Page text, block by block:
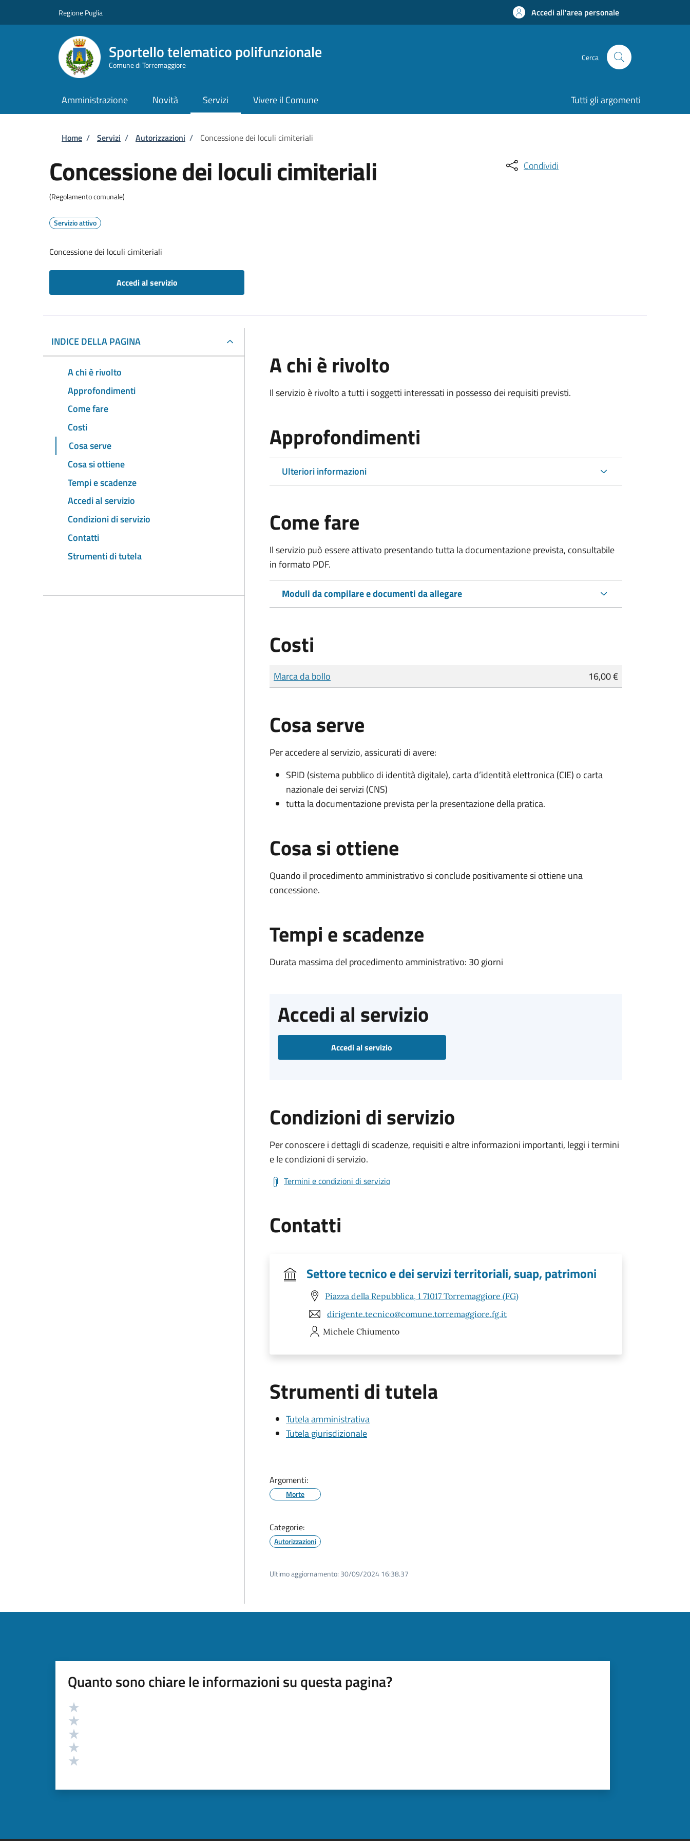
Regione Puglia Accedi all'area personale
Sportello telematico polifunzionale
Comune di Torremaggiore
Cerca
Amministrazione Novità Servizi Vivere il Comune Tutti gli argomenti
Briciole di pane
Home / Servizi / Autorizzazioni / Concessione dei loculi cimiteriali
Concessione dei loculi cimiteriali
(Regolamento comunale)
Servizio attivo
Concessione dei loculi cimiteriali
Accedi al servizio
Condividi
INDICE DELLA PAGINA
A chi è rivolto
Approfondimenti
Come fare
Costi
Cosa serve
Cosa si ottiene
Tempi e scadenze
Accedi al servizio
Condizioni di servizio
Contatti
Strumenti di tutela
A chi è rivolto
Il servizio è rivolto a tutti i soggetti interessati in possesso dei requisiti previsti.
Approfondimenti
Ulteriori informazioni
Come fare
Il servizio può essere attivato presentando tutta la documentazione prevista, consultabile
in formato PDF.
Moduli da compilare e documenti da allegare
Costi
Tipo di pagamento
Importo
Marca da bollo 16,00 €
Cosa serve
Per accedere al servizio, assicurati di avere:
SPID (sistema pubblico di identità digitale), carta d’identità elettronica (CIE) o carta
nazionale dei servizi (CNS)
tutta la documentazione prevista per la presentazione della pratica.
Cosa si ottiene
Quando il procedimento amministrativo si conclude positivamente si ottiene una
concessione.
Tempi e scadenze
Durata massima del procedimento amministrativo: 30 giorni
Accedi al servizio
Accedi al servizio
Condizioni di servizio
Per conoscere i dettagli di scadenze, requisiti e altre informazioni importanti, leggi i termini
e le condizioni di servizio.
Termini e condizioni di servizio
Contatti
Settore tecnico e dei servizi territoriali, suap, patrimoni
Piazza della Repubblica, 1 71017 Torremaggiore (FG)
dirigente.tecnico@comune.torremaggiore.fg.it
Michele Chiumento
Strumenti di tutela
Tutela amministrativa
Tutela giurisdizionale
Argomenti:
Morte
Categorie:
Autorizzazioni
Ultimo aggiornamento: 30/09/2024 16:38.37
Quanto sono chiare le informazioni su questa pagina?
Valutazione